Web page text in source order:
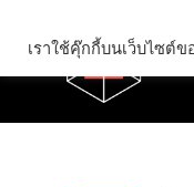
เราใช้คุ๊กกี้บนเว็บไซต์